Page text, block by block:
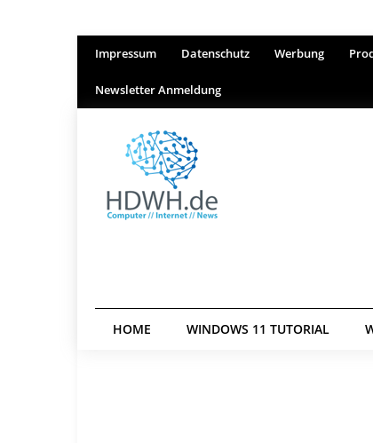
Impressum Datenschutz Werbung
Newsletter Anmeldung
HOME WINDOWS 11 TUTORIAL